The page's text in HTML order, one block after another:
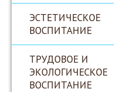
ЭСТЕТИЧЕСКОЕ
ВОСПИТАНИЕ
ТРУДОВОЕ И
ЭКОЛОГИЧЕСКОЕ
ВОСПИТАНИЕ